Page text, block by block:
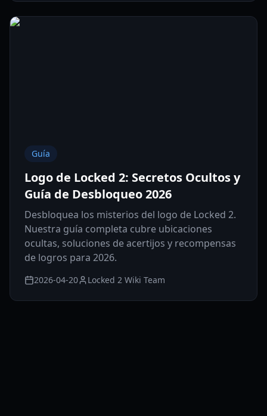
Guía
Logo de Locked 2: Secretos Ocultos y
Guía de Desbloqueo 2026
Desbloquea los misterios del logo de Locked 2.
Nuestra guía completa cubre ubicaciones
ocultas, soluciones de acertijos y recompensas
de logros para 2026.
2026-04-20 Locked 2 Wiki Team